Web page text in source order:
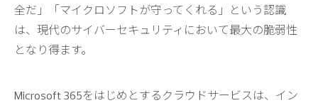
全だ」「マイクロソフトが守ってくれる」という認識
は、現代のサイバーセキュリティにおいて最大の脆弱性
となり得ます。
Microsoft 365をはじめとするクラウドサービスは、イン